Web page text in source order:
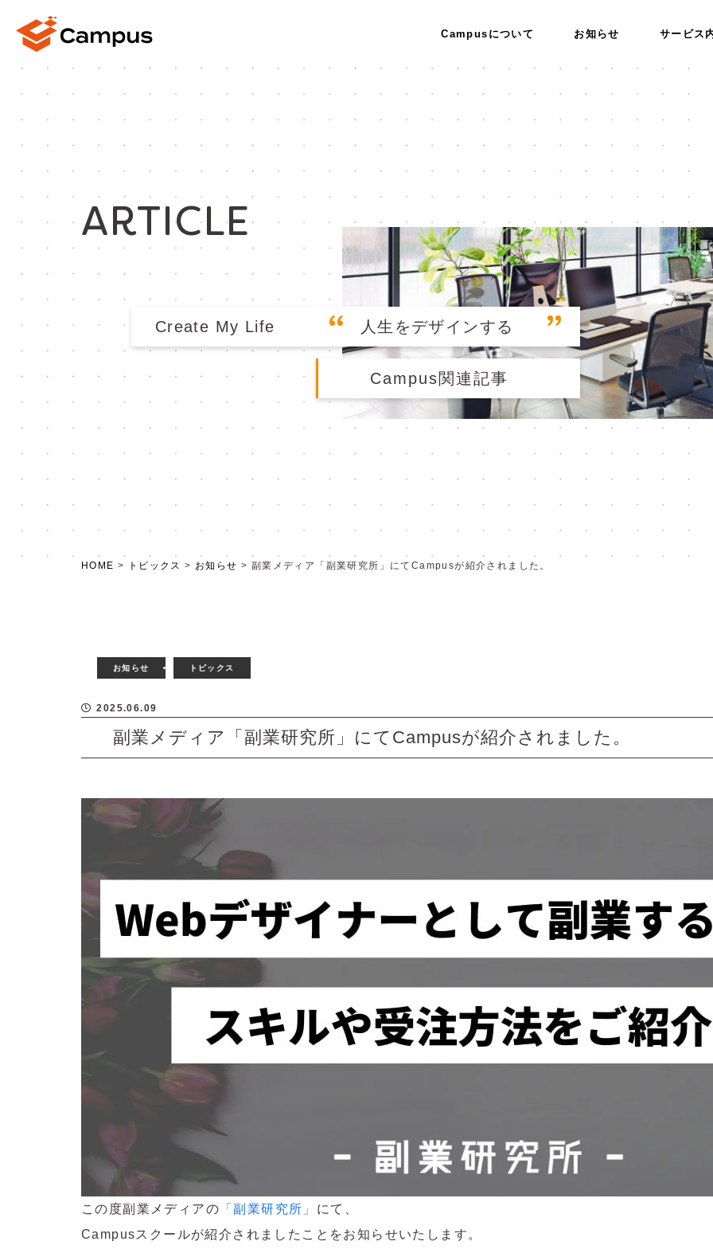
Campusについて お知らせ サービス
ARTICLE
Create My Life 人生をデザインする
Campus関連記事
HOME > トピックス > お知らせ > 副業メディア「副業研究所」にてCampusが紹介されました。
お知らせ トピックス
2025.06.09
副業メディア「副業研究所」にてCampusが紹介されました。
この度副業メディアの 「副業研究所」 にて、
Campusスクールが紹介されましたことをお知らせいたします。